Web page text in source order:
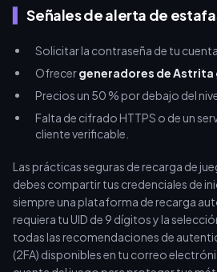
Señales de alerta de
Solicitar la contraseña de tu cuenta.
Ofrecergeneradores de
Precios un 50 % por debajo del
Falta de cifrado HTTPS o de un
cliente verificable.
Las prácticas seguras de recarga de
debes compartir tus credenciales de
siempre una plataforma de recarga
requiera tu UID de 9 dígitos y la
todas las recomendaciones de
(2FA) disponibles en tu correo